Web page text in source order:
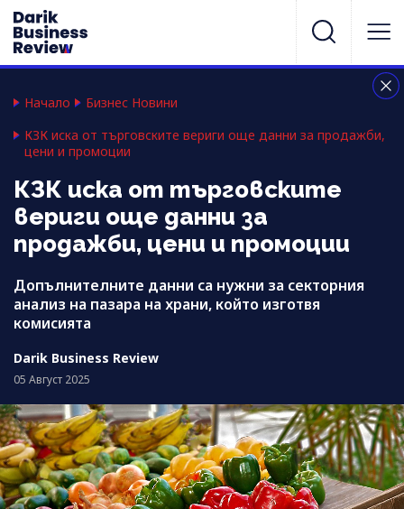
Начало
Бизнес Новини
КЗК иска от търговските вериги още данни за продажби,
цени и промоции
КЗК иска от търговските
вериги още данни за
продажби, цени и промоции
Допълнителните данни са нужни за секторния
анализ на пазара на храни, който изготвя
комисията
Darik Business Review
05 Август 2025